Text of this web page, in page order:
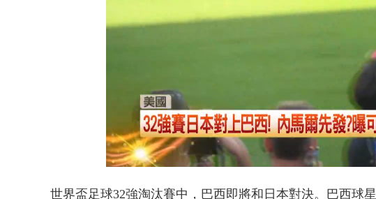
Unmute
46.70%
世界盃足球32強淘汰賽中，巴西即將和日本對決。巴西球